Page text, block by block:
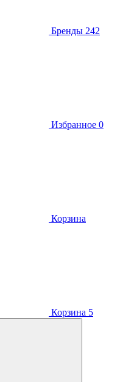
Бренды 242
Избранное 0
Корзина
Корзина 5